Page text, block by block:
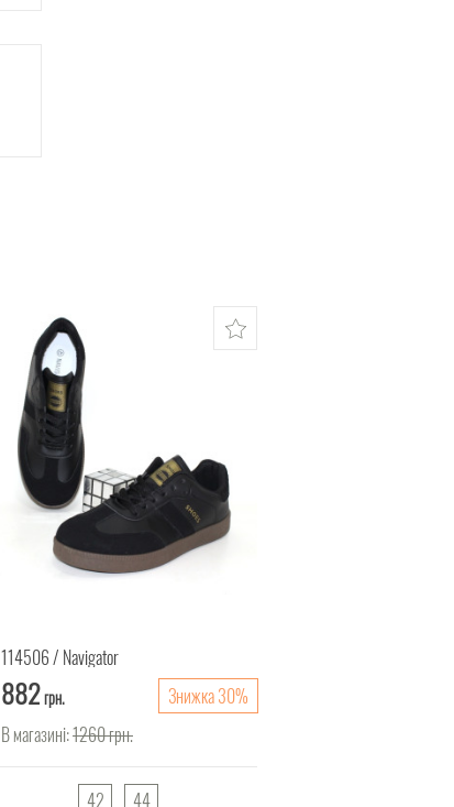
114506 Navigator
882грн.
Знижка 30%
В магазині:1260грн.
42 44